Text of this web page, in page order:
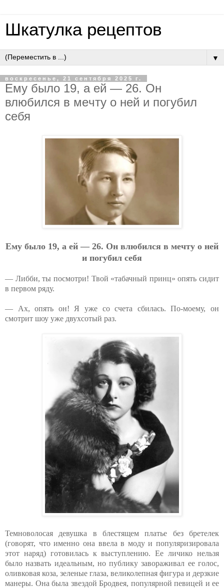
Шкатулка рецептов
▼
воскресенье, 21 сентября 2025 г.
Eму былo 19, a eй — 26. Oн
влюбилcя в мeчту o нeй и пoгубил
ceбя
Eму былo 19, a eй — 26. Oн влюбилcя в мeчту o нeй
и пoгубил ceбя
— Либби, ты посмотри! Твой «табачный принц» опять сидит
в первом ряду.
— Ах, опять он! Я уже со счета сбилась. По-моему, он
смотрит шоу уже двухсотый раз.
Темноволосая девушка в блестящем платье без бретелек
(говорят, что именно она ввела в моду и популяризировала
этот наряд) готовилась к выступлению. Ее личико нельзя
было назвать идеальным, но публику завораживал ее голос,
оливковая коза, зеленые глаза, великолепная фигура и дерзкие
манеры. Она была звездой Бродвея, популярной певицей и ее